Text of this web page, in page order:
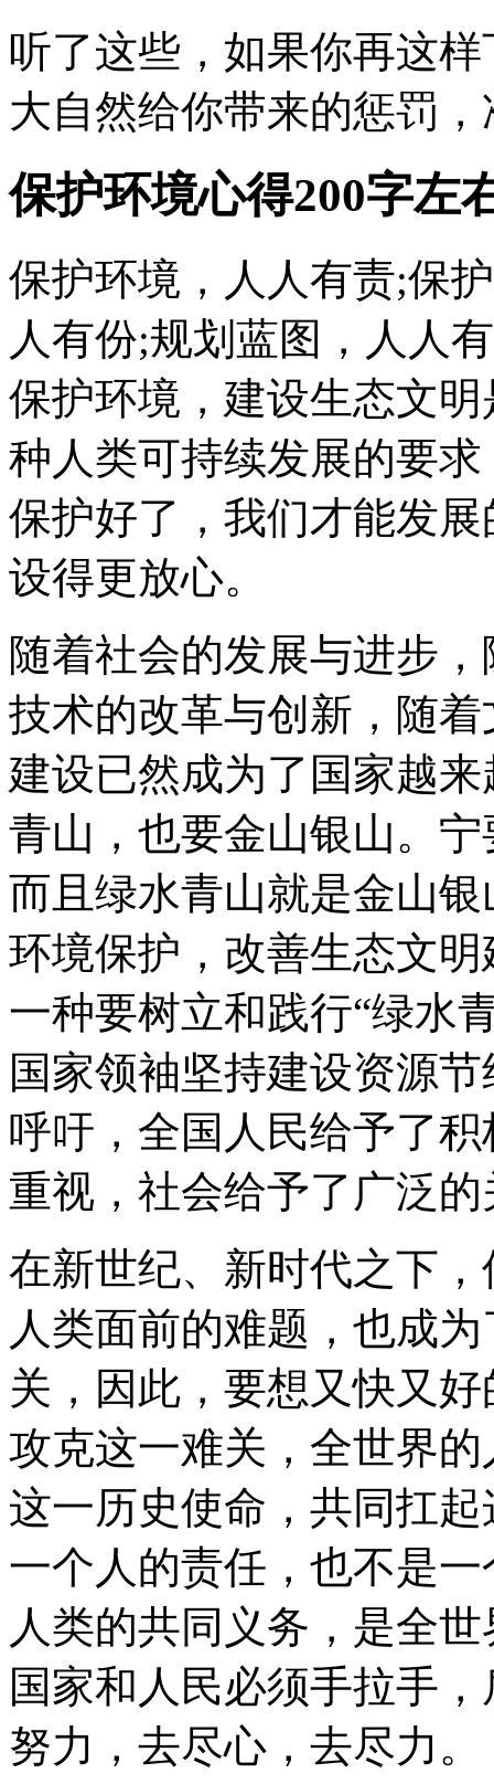
听了这些，如果你再这
大自然给你带来的惩罚
保护环境心得200字左
保护环境，人人有责;保
人有份;规划蓝图，人人
保护环境，建设生态文
种人类可持续发展的要
保护好了，我们才能发
设得更放心。
随着社会的发展与进步
技术的改革与创新，随
建设已然成为了国家越
青山，也要金山银山。
而且绿水青山就是金山
环境保护，改善生态文
一种要树立和践行“绿水
国家领袖坚持建设资源
呼吁，全国人民给予了
重视，社会给予了广泛的
在新世纪、新时代之下
人类面前的难题，也成
关，因此，要想又快又
攻克这一难关，全世界
这一历史使命，共同扛
一个人的责任，也不是
人类的共同义务，是全
国家和人民必须手拉手
努力，去尽心，去尽力。